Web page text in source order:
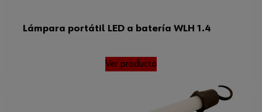
Lámpara portátil LED a batería WLH 1.4
Ver producto